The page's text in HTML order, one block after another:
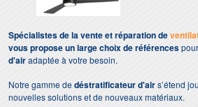
Spécialistes de la vente et réparation de
vous propose un large choix de références
d'airadaptée à votre besoin.
Notre gamme dedéstratificateur d'airs’étend
nouvelles solutions et de nouveaux matériaux.